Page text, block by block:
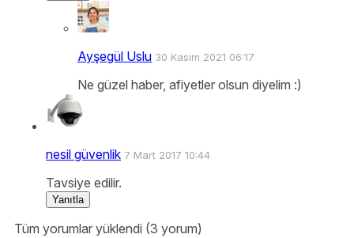
Ayşegül Uslu 30 Kasım 2021 06:17
Ne güzel haber, afiyetler olsun diyelim :)
nesil güvenlik 7 Mart 2017 10:44
Tavsiye edilir.
Yanıtla
Tüm yorumlar yüklendi (3 yorum)